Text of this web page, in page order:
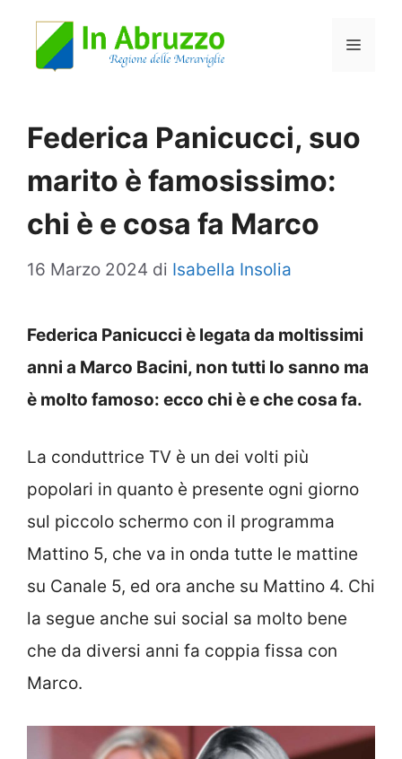
Menu
Federica Panicucci, suo
marito è famosissimo:
chi è e cosa fa Marco
16 Marzo 2024 di Isabella Insolia
Federica Panicucci è legata da moltissimi
anni a Marco Bacini, non tutti lo sanno ma
è molto famoso: ecco chi è e che cosa fa.
La conduttrice TV è un dei volti più
popolari in quanto è presente ogni giorno
sul piccolo schermo con il programma
Mattino 5, che va in onda tutte le mattine
su Canale 5, ed ora anche su Mattino 4. Chi
la segue anche sui social sa molto bene
che da diversi anni fa coppia fissa con
Marco.